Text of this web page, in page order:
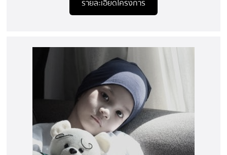
รายละเอียดโครงการ